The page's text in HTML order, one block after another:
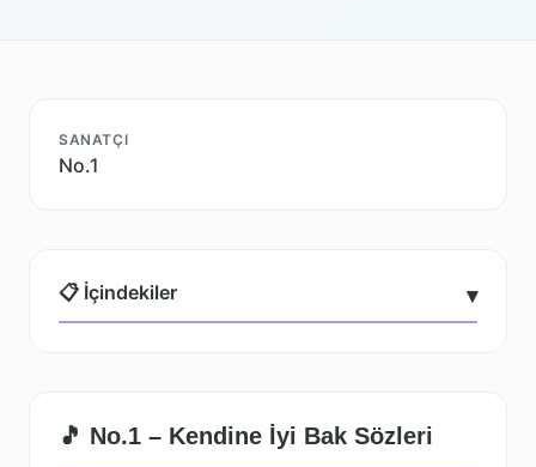
SANATÇI
No.1
📋 İçindekiler ▾
🎵 No.1 – Kendine İyi Bak Sözleri